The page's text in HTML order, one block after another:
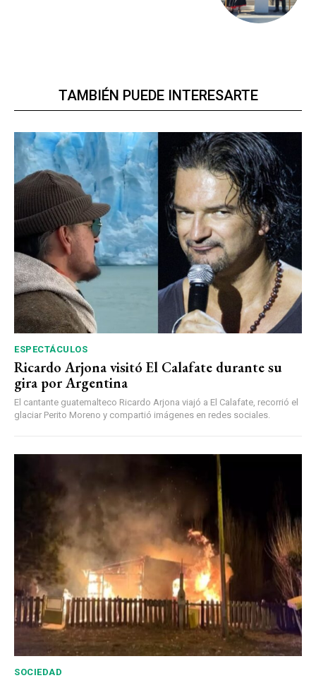
TAMBIÉN PUEDE INTERESARTE
ESPECTÁCULOS
Ricardo Arjona visitó El Calafate durante su
gira por Argentina
El cantante guatemalteco Ricardo Arjona viajó a El Calafate, recorrió el
glaciar Perito Moreno y compartió imágenes en redes sociales.
SOCIEDAD